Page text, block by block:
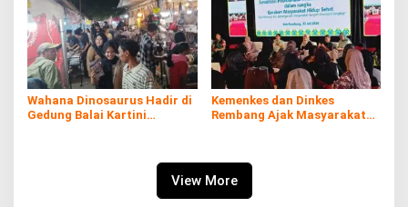
Wahana Dinosaurus Hadir di
Gedung Balai Kartini
Kemenkes dan Dinkes
Rembang Ajak Masyarakat
View More